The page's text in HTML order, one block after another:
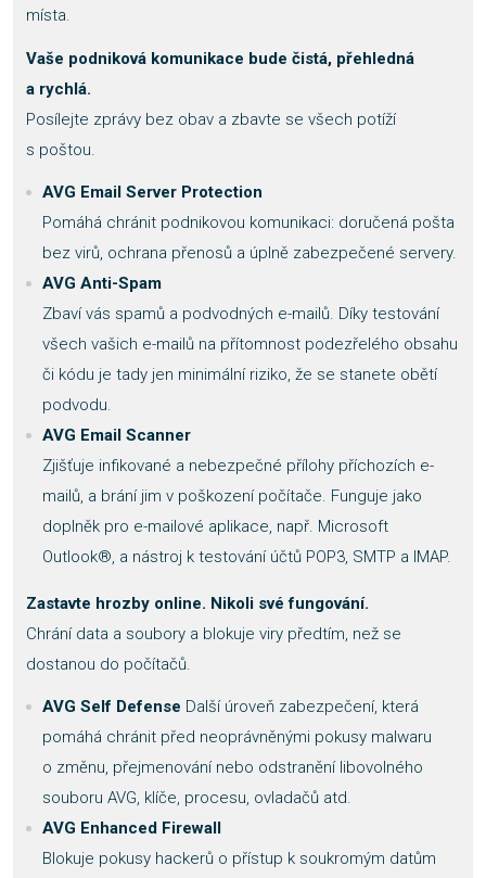
místa.
Vaše podniková komunikace bude čistá, přehledná
a rychlá.
Posílejte zprávy bez obav a zbavte se všech potíží
s poštou.
AVG Email Server Protection
Pomáhá chránit podnikovou komunikaci: doručená pošta
bez virů, ochrana přenosů a úplně zabezpečené servery.
AVG Anti-Spam
Zbaví vás spamů a podvodných e-mailů. Díky testování
všech vašich e-mailů na přítomnost podezřelého obsahu
či kódu je tady jen minimální riziko, že se stanete obětí
podvodu.
AVG Email Scanner
Zjišťuje infikované a nebezpečné přílohy příchozích e-
mailů, a brání jim v poškození počítače. Funguje jako
doplněk pro e-mailové aplikace, např. Microsoft
Outlook®, a nástroj k testování účtů POP3, SMTP a IMAP.
Zastavte hrozby online. Nikoli své fungování.
Chrání data a soubory a blokuje viry předtím, než se
dostanou do počítačů.
AVG Self Defense Další úroveň zabezpečení, která
pomáhá chránit před neoprávněnými pokusy malwaru
o změnu, přejmenování nebo odstranění libovolného
souboru AVG, klíče, procesu, ovladačů atd.
AVG Enhanced Firewall
Blokuje pokusy hackerů o přístup k soukromým datům